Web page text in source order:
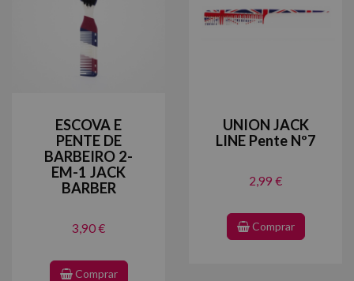
ESCOVA E
PENTE DE
BARBEIRO 2-
EM-1 JACK
BARBER
3,90 €
Comprar
UNION JACK
LINE Pente Nº7
2,99 €
Comprar